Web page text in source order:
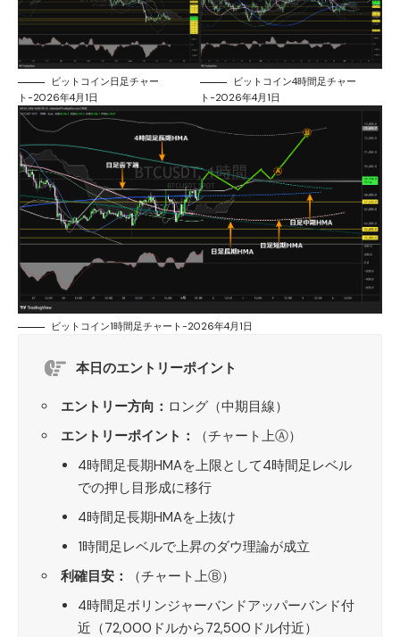
ビットコイン日足チャー
ト-2026年4月1日
ビットコイン4時間足チャー
ト-2026年4月1日
ビットコイン1時間足チャート-2026年4月1日
本日のエントリーポイント
エントリー方向： ロング（中期目線）
エントリーポイント：
（チャート上Ⓐ）
4時間足長期HMAを上限として4時間足レベル
での押し目形成に移行
4時間足長期HMAを上抜け
1時間足レベルで上昇のダウ理論が成立
利確目安：
（チャート上Ⓑ）
4時間足ボリンジャーバンドアッパーバンド付
近（72,000ドルから72,500ドル付近）